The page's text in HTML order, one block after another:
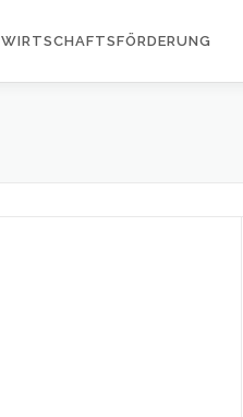
WIRTSCHAFTSFÖRDERUNG